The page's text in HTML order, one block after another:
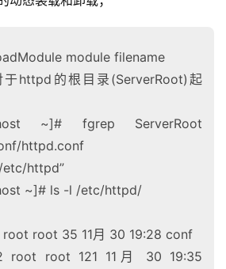
module filename
于httpd的根目录(ServerRoot)起
~]# fgrep ServerRoot
httpd.conf
etc/httpd”
~]# ls -l /etc/httpd/
root 35 11月 30 19:28 conf
root root 121 11月 30 19:35